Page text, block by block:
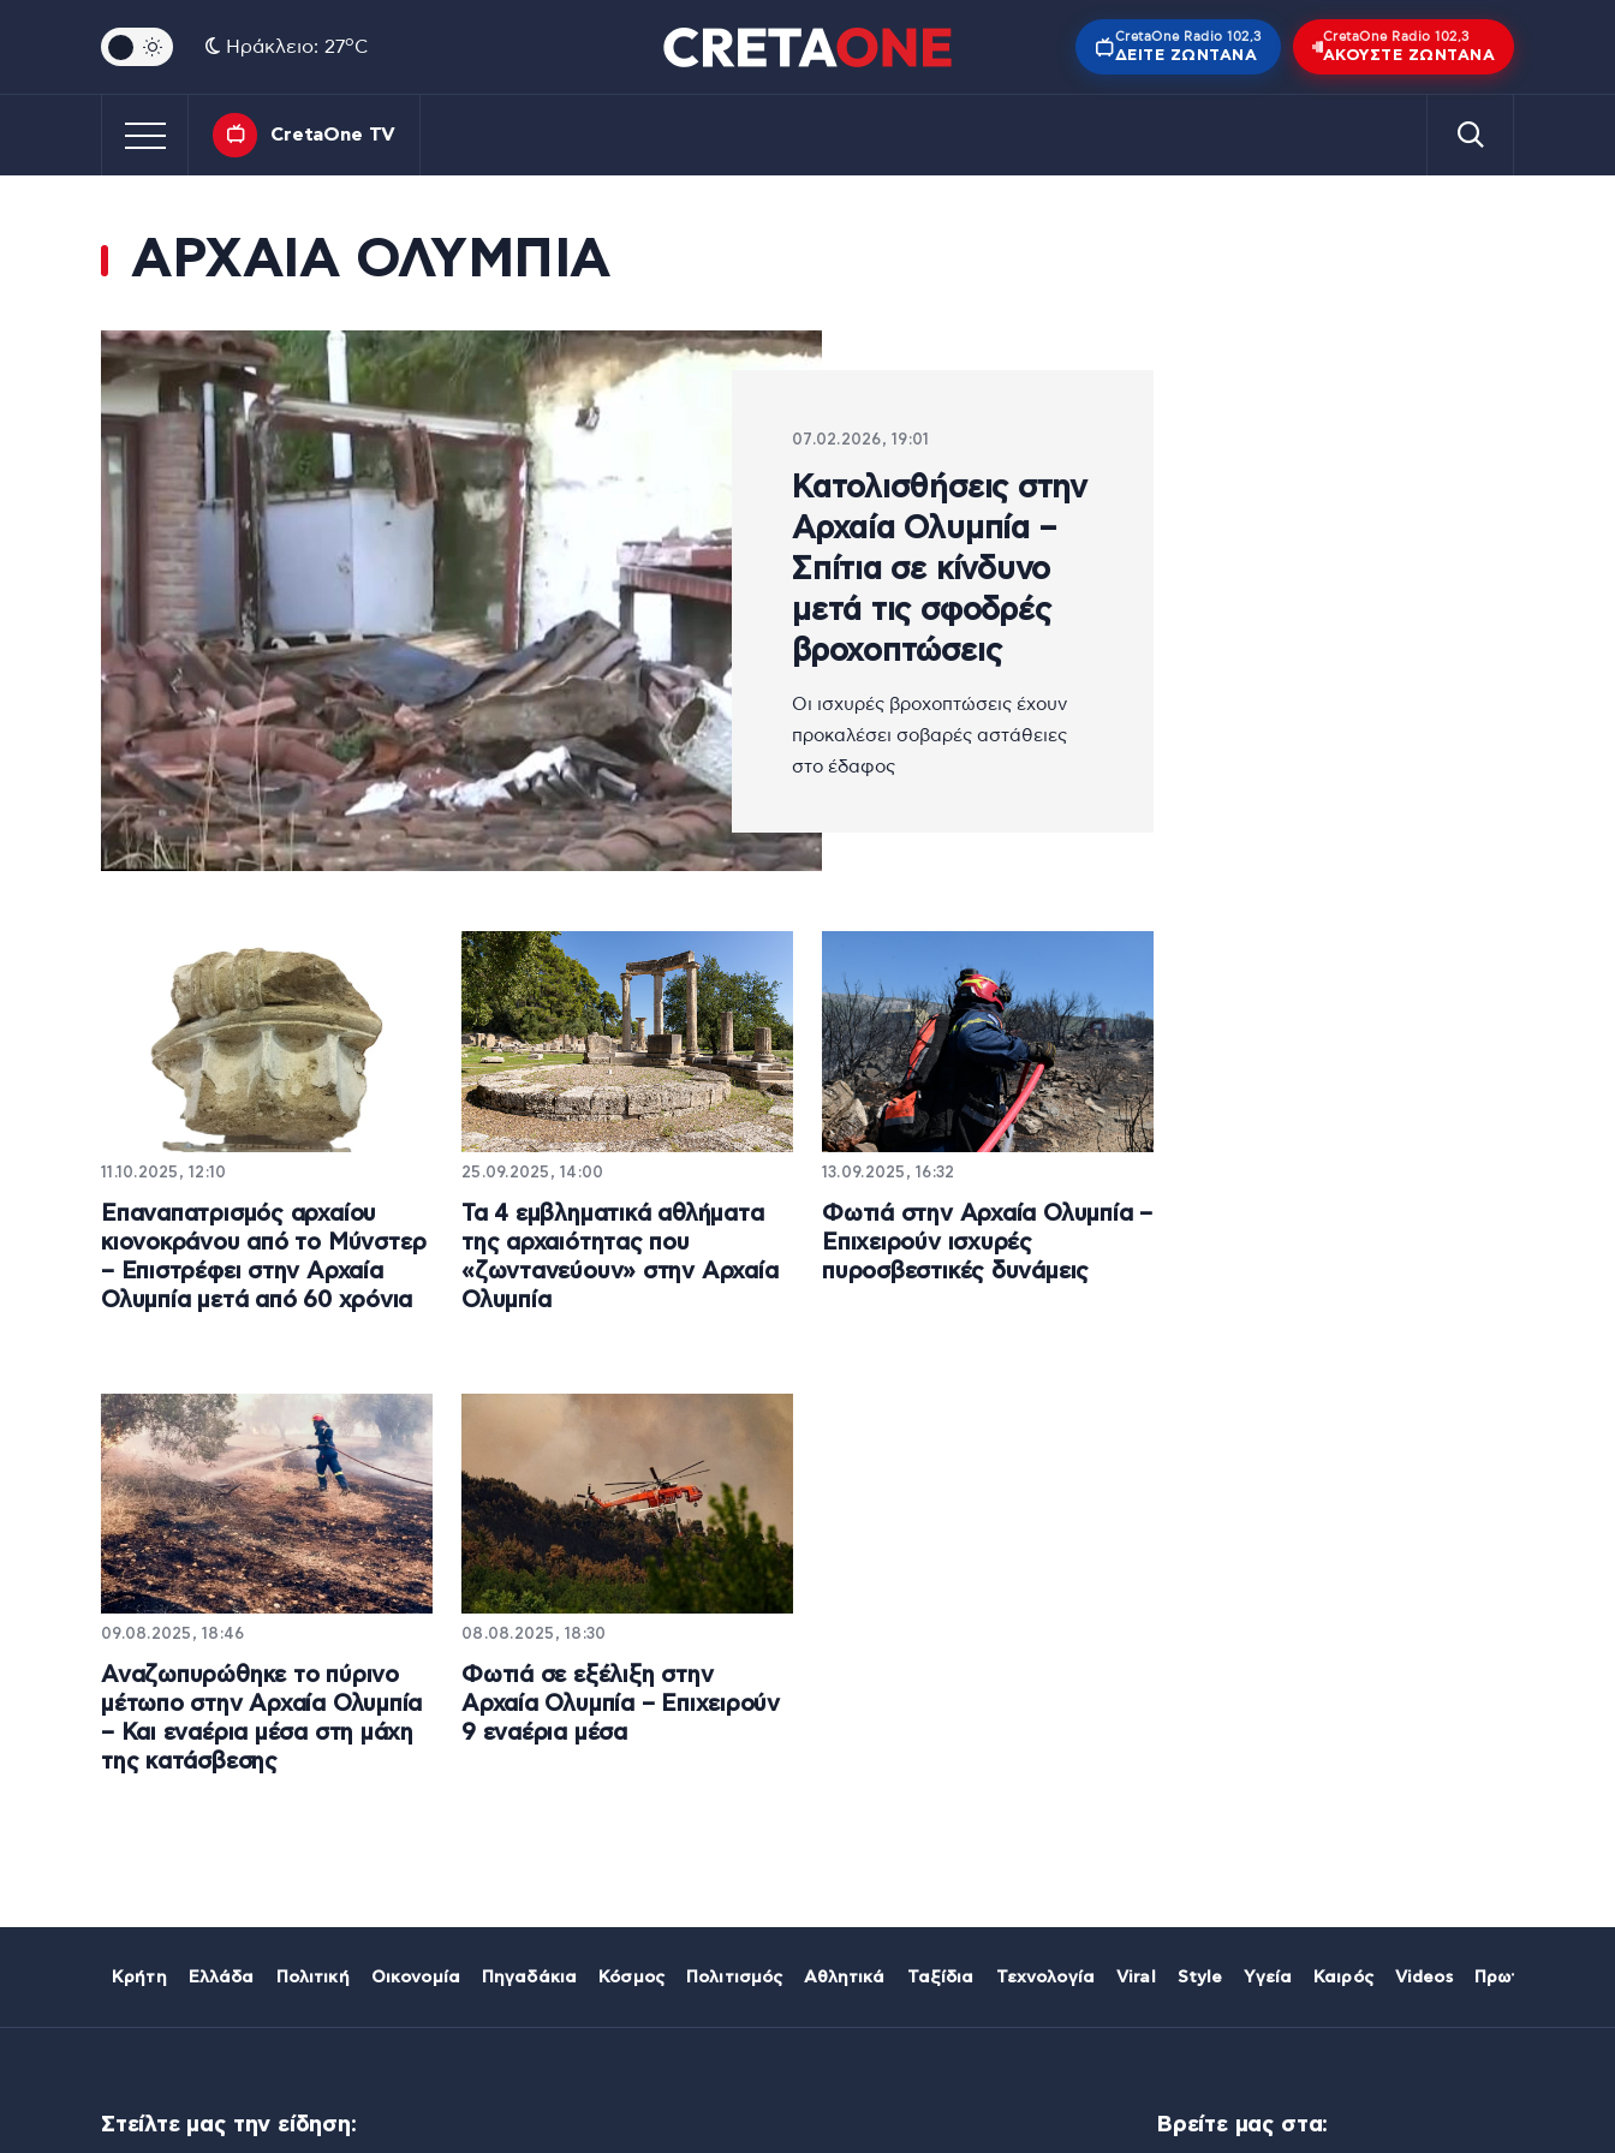
Ηράκλειο: 27oC
CretaOne Radio 102,3
ΔΕΊΤΕ ΖΩΝΤΑΝΆ
CretaOne Radio 102,3
ΑΚΟΎΣΤΕ ΖΩΝΤΑΝΆ
CretaOne TV
ΑΡΧΑΙΑ ΟΛΥΜΠΙΑ
07.02.2026, 19:01
Κατολισθήσεις στην
Αρχαία Ολυμπία –
Σπίτια σε κίνδυνο
μετά τις σφοδρές
βροχοπτώσεις
Οι ισχυρές βροχοπτώσεις έχουν
προκαλέσει σοβαρές αστάθειες
στο έδαφος
11.10.2025, 12:10
Επαναπατρισμός αρχαίου
κιονοκράνου από το Μύνστερ
– Επιστρέφει στην Αρχαία
Ολυμπία μετά από 60 χρόνια
25.09.2025, 14:00
Τα 4 εμβληματικά αθλήματα
της αρχαιότητας που
«ζωντανεύουν» στην Αρχαία
Ολυμπία
13.09.2025, 16:32
Φωτιά στην Αρχαία Ολυμπία –
Επιχειρούν ισχυρές
πυροσβεστικές δυνάμεις
09.08.2025, 18:46
Αναζωπυρώθηκε το πύρινο
μέτωπο στην Αρχαία Ολυμπία
– Και εναέρια μέσα στη μάχη
της κατάσβεσης
08.08.2025, 18:30
Φωτιά σε εξέλιξη στην
Αρχαία Ολυμπία – Επιχειρούν
9 εναέρια μέσα
Κρήτη Ελλάδα Πολιτική Οικονομία Πηγαδάκια Κόσμος Πολιτισμός Αθλητικά Ταξίδια Τεχνολογία Viral Style Υγεία Καιρός Videos Πρωτοσέλιδα
Στείλτε μας την είδηση: Βρείτε μας στα: